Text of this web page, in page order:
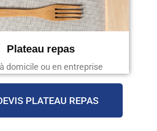
Plateau repas
domicile ou en entreprise
PLATEAU REPAS